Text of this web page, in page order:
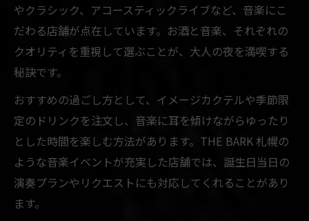
やクラシック、アコースティックライブなど、音楽にこ
だわる店舗が点在しています。お酒と音楽、それぞれの
クオリティを重視して選ぶことが、大人の夜を満喫する
秘訣です。
おすすめの過ごし方として、イメージカクテルや季節限
定のドリンクを注文し、音楽に耳を傾けながらゆったり
とした時間を楽しむ方法があります。THE BARK 札幌の
ような音楽イベントが充実した店舗では、誕生日当日の
演奏プランやリクエストにも対応してくれることがあり
ます。